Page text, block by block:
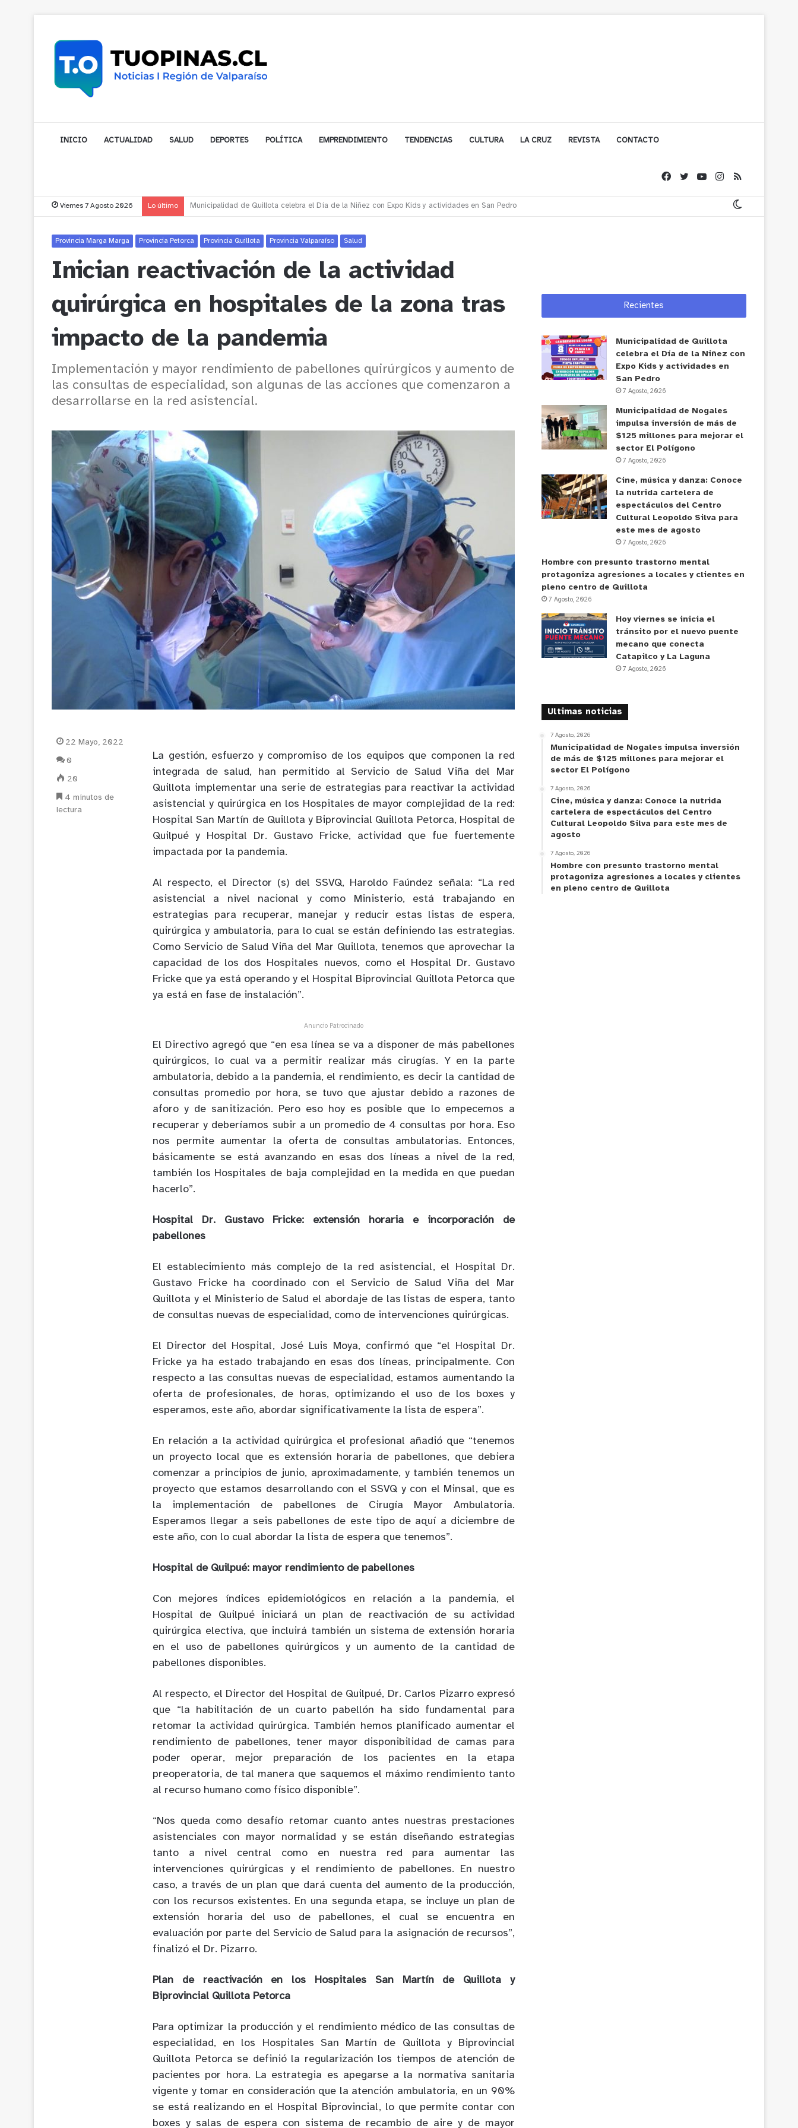
INICIO ACTUALIDAD SALUD DEPORTES POLÍTICA EMPRENDIMIENTO TENDENCIAS CULTURA LA CRUZ REVISTA CONTACTO
Viernes 7 Agosto 2026 Lo último Municipalidad de Nogales impulsa inversión de más de $125 millones para mejorar el sector El Polígono
Provincia Marga Marga Provincia Petorca Provincia Quillota Provincia Valparaíso Salud
Inician reactivación de la actividad
quirúrgica en hospitales de la zona tras
impacto de la pandemia
Implementación y mayor rendimiento de pabellones quirúrgicos y aumento de
las consultas de especialidad, son algunas de las acciones que comenzaron a
desarrollarse en la red asistencial.
La gestión, esfuerzo y compromiso de los equipos que componen la red
integrada de salud, han permitido al Servicio de Salud Viña del Mar
Quillota implementar una serie de estrategias para reactivar la actividad
asistencial y quirúrgica en los Hospitales de mayor complejidad de la red:
Hospital San Martín de Quillota y Biprovincial Quillota Petorca, Hospital de
Quilpué y Hospital Dr. Gustavo Fricke, actividad que fue fuertemente
impactada por la pandemia.
Al respecto, el Director (s) del SSVQ, Haroldo Faúndez señala: “La red
asistencial a nivel nacional y como Ministerio, está trabajando en
estrategias para recuperar, manejar y reducir estas listas de espera,
quirúrgica y ambulatoria, para lo cual se están definiendo las estrategias.
Como Servicio de Salud Viña del Mar Quillota, tenemos que aprovechar la
capacidad de los dos Hospitales nuevos, como el Hospital Dr. Gustavo
Fricke que ya está operando y el Hospital Biprovincial Quillota Petorca que
ya está en fase de instalación”.
Anuncio Patrocinado
El Directivo agregó que “en esa línea se va a disponer de más pabellones
quirúrgicos, lo cual va a permitir realizar más cirugías. Y en la parte
ambulatoria, debido a la pandemia, el rendimiento, es decir la cantidad de
consultas promedio por hora, se tuvo que ajustar debido a razones de
aforo y de sanitización. Pero eso hoy es posible que lo empecemos a
recuperar y deberíamos subir a un promedio de 4 consultas por hora. Eso
nos permite aumentar la oferta de consultas ambulatorias. Entonces,
básicamente se está avanzando en esas dos líneas a nivel de la red,
también los Hospitales de baja complejidad en la medida en que puedan
hacerlo”.
Hospital Dr. Gustavo Fricke: extensión horaria e incorporación de
pabellones
El establecimiento más complejo de la red asistencial, el Hospital Dr.
Gustavo Fricke ha coordinado con el Servicio de Salud Viña del Mar
Quillota y el Ministerio de Salud el abordaje de las listas de espera, tanto
de consultas nuevas de especialidad, como de intervenciones quirúrgicas.
El Director del Hospital, José Luis Moya, confirmó que “el Hospital Dr.
Fricke ya ha estado trabajando en esas dos líneas, principalmente. Con
respecto a las consultas nuevas de especialidad, estamos aumentando la
oferta de profesionales, de horas, optimizando el uso de los boxes y
esperamos, este año, abordar significativamente la lista de espera”.
En relación a la actividad quirúrgica el profesional añadió que “tenemos
un proyecto local que es extensión horaria de pabellones, que debiera
comenzar a principios de junio, aproximadamente, y también tenemos un
proyecto que estamos desarrollando con el SSVQ y con el Minsal, que es
la implementación de pabellones de Cirugía Mayor Ambulatoria.
Esperamos llegar a seis pabellones de este tipo de aquí a diciembre de
este año, con lo cual abordar la lista de espera que tenemos”.
Hospital de Quilpué: mayor rendimiento de pabellones
Con mejores índices epidemiológicos en relación a la pandemia, el
Hospital de Quilpué iniciará un plan de reactivación de su actividad
quirúrgica electiva, que incluirá también un sistema de extensión horaria
en el uso de pabellones quirúrgicos y un aumento de la cantidad de
pabellones disponibles.
Al respecto, el Director del Hospital de Quilpué, Dr. Carlos Pizarro expresó
que “la habilitación de un cuarto pabellón ha sido fundamental para
retomar la actividad quirúrgica. También hemos planificado aumentar el
rendimiento de pabellones, tener mayor disponibilidad de camas para
poder operar, mejor preparación de los pacientes en la etapa
preoperatoria, de tal manera que saquemos el máximo rendimiento tanto
al recurso humano como físico disponible”.
“Nos queda como desafío retomar cuanto antes nuestras prestaciones
asistenciales con mayor normalidad y se están diseñando estrategias
tanto a nivel central como en nuestra red para aumentar las
intervenciones quirúrgicas y el rendimiento de pabellones. En nuestro
caso, a través de un plan que dará cuenta del aumento de la producción,
con los recursos existentes. En una segunda etapa, se incluye un plan de
extensión horaria del uso de pabellones, el cual se encuentra en
evaluación por parte del Servicio de Salud para la asignación de recursos”,
finalizó el Dr. Pizarro.
Plan de reactivación en los Hospitales San Martín de Quillota y
Biprovincial Quillota Petorca
Para optimizar la producción y el rendimiento médico de las consultas de
especialidad, en los Hospitales San Martín de Quillota y Biprovincial
Quillota Petorca se definió la regularización los tiempos de atención de
pacientes por hora. La estrategia es apegarse a la normativa sanitaria
vigente y tomar en consideración que la atención ambulatoria, en un 90%
se está realizando en el Hospital Biprovincial, lo que permite contar con
boxes y salas de espera con sistema de recambio de aire y de mayor
22 Mayo, 2022
0
20
4 minutos de
lectura
Recientes
Municipalidad de Quillota
celebra el Día de la Niñez con
Expo Kids y actividades en
San Pedro
7 Agosto, 2026
Municipalidad de Nogales
impulsa inversión de más de
$125 millones para mejorar el
sector El Polígono
7 Agosto, 2026
Cine, música y danza: Conoce
la nutrida cartelera de
espectáculos del Centro
Cultural Leopoldo Silva para
este mes de agosto
7 Agosto, 2026
Hombre con presunto trastorno mental
protagoniza agresiones a locales y clientes en
pleno centro de Quillota
7 Agosto, 2026
Hoy viernes se inicia el
tránsito por el nuevo puente
mecano que conecta
Catapilco y La Laguna
7 Agosto, 2026
Ultimas noticias
7 Agosto, 2026
Municipalidad de Nogales impulsa inversión
de más de $125 millones para mejorar el
sector El Polígono
7 Agosto, 2026
Cine, música y danza: Conoce la nutrida
cartelera de espectáculos del Centro
Cultural Leopoldo Silva para este mes de
agosto
7 Agosto, 2026
Hombre con presunto trastorno mental
protagoniza agresiones a locales y clientes
en pleno centro de Quillota